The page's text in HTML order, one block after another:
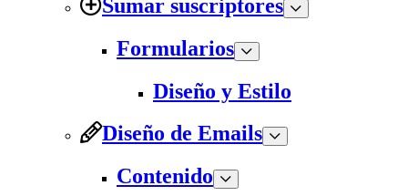
Sumar suscriptores
Formularios
Diseño y Estilo
Diseño de Emails
Contenido